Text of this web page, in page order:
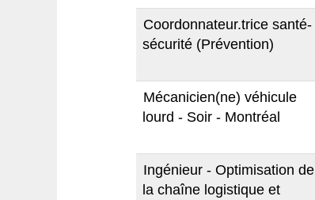
Coordonnateur.trice santé-
sécurité (Prévention)
Mécanicien(ne) véhicule
lourd - Soir - Montréal
Ingénieur - Optimisation de
la chaîne logistique et